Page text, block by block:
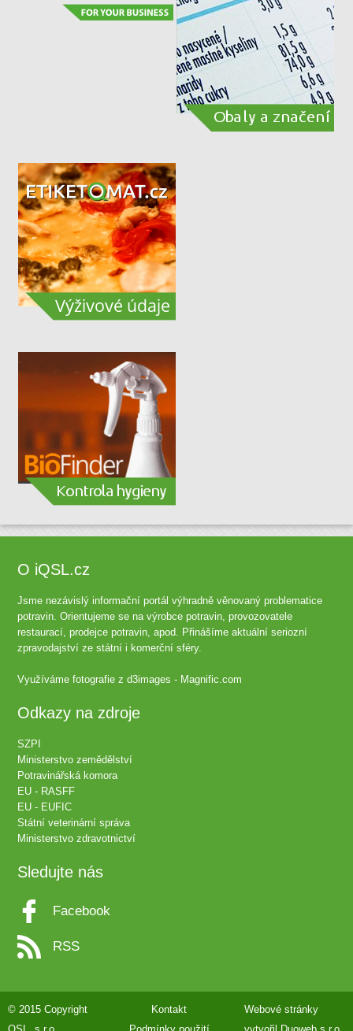
O iQSL.cz
Jsme nezávislý informační portál výhradně věnovaný problematice
potravin. Orientujeme se na výrobce potravin, provozovatele
restaurací, prodejce potravin, apod. Přinášíme aktuální seriozní
zpravodajství ze státní i komerční sféry.
Využíváme fotografie zd3images - Magnific.com
Odkazy na zdroje
SZPI
Ministerstvo zemědělství
Potravinářská komora
EU - RASFF
EU - EUFIC
Státní veterinární správa
Ministerstvo zdravotnictví
Sledujte nás
Facebook
RSS
© 2015 Copyright
Kontakt
Webové stránky